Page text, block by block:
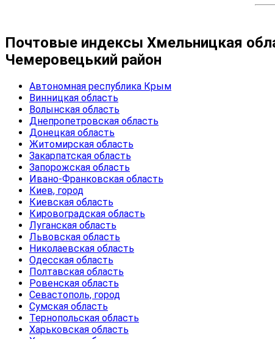
Почтовые индексы Хмельницкая
Чемеровецький район
Автономная республика Крым
Винницкая область
Волынская область
Днепропетровская область
Донецкая область
Житомирская область
Закарпатская область
Запорожская область
Ивано-Франковская область
Киев, город
Киевская область
Кировоградская область
Луганская область
Львовская область
Николаевская область
Одесская область
Полтавская область
Ровенская область
Севастополь, город
Сумская область
Тернопольская область
Харьковская область